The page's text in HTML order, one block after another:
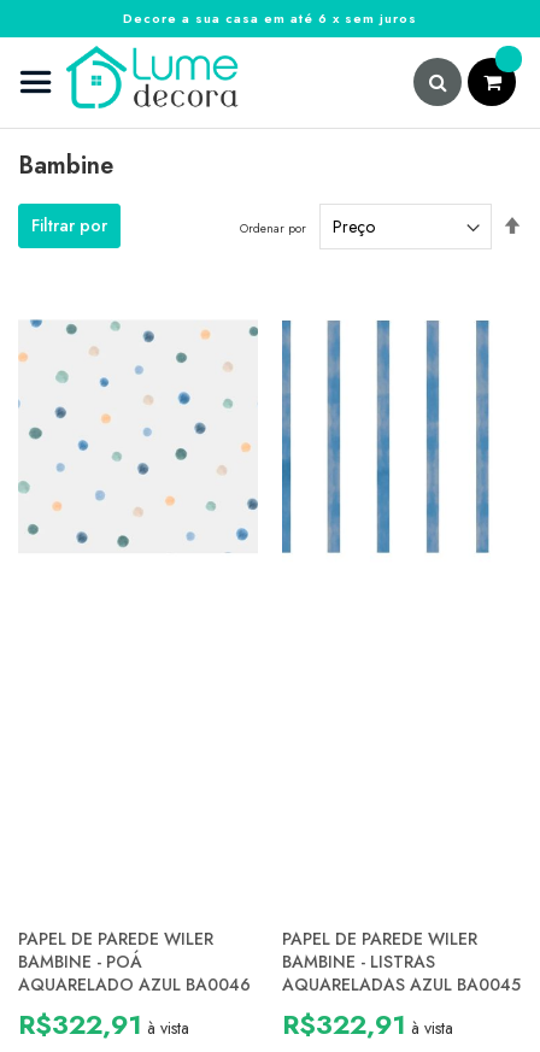
Decore a sua casa em até 6 x sem juros
para
o
Pesquisa
Bambine
Ordenar por
PAPEL DE PAREDE WILER
BAMBINE - POÁ
AQUARELADO AZUL BA0046
R$322,91 à vista
PAPEL DE PAREDE WILER
BAMBINE - LISTRAS
AQUARELADAS AZUL BA0045
R$322,91 à vista
Filtrar por